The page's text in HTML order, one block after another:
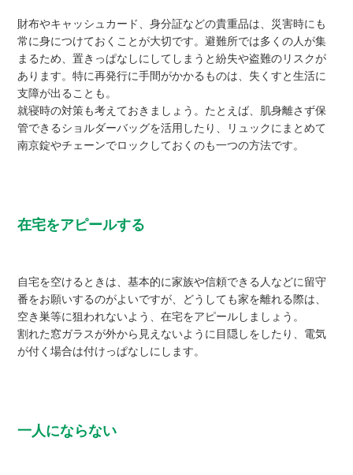
財布やキャッシュカード、身分証などの貴重品は、災害時にも
常に身につけておくことが大切です。避難所では多くの人が集
まるため、置きっぱなしにしてしまうと紛失や盗難のリスクが
あります。特に再発行に手間がかかるものは、失くすと生活に
支障が出ることも。
就寝時の対策も考えておきましょう。たとえば、肌身離さず保
管できるショルダーバッグを活用したり、リュックにまとめて
南京錠やチェーンでロックしておくのも一つの方法です。
在宅をアピールする
自宅を空けるときは、基本的に家族や信頼できる人などに留守
番をお願いするのがよいですが、どうしても家を離れる際は、
空き巣等に狙われないよう、在宅をアピールしましょう。
割れた窓ガラスが外から見えないように目隠しをしたり、電気
が付く場合は付けっぱなしにします。
一人にならない